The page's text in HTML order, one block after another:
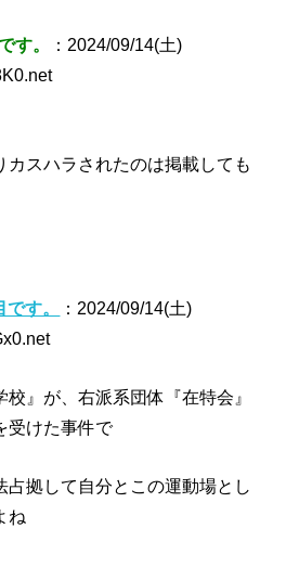
す。
：2024/09/14(土)
カスハラされたのは掲載しても
す。
：2024/09/14(土)
校』が、右派系団体『在特会』
受けた事件で
占拠して自分とこの運動場とし
ね